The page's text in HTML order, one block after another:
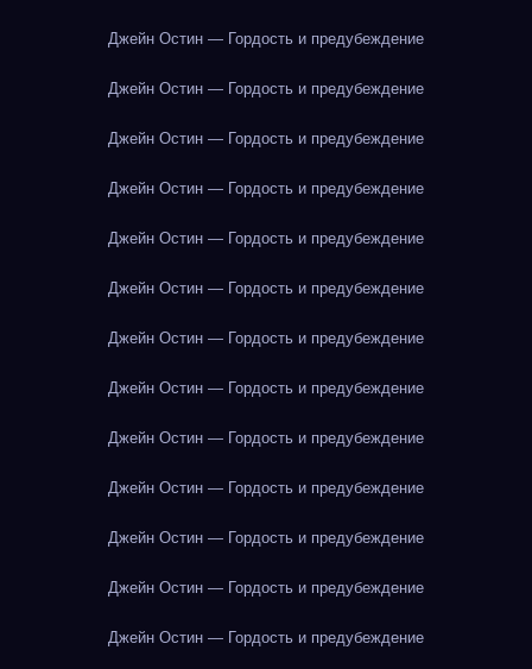
Джейн Остин — Гордость и предубеждение
Джейн Остин — Гордость и предубеждение
Джейн Остин — Гордость и предубеждение
Джейн Остин — Гордость и предубеждение
Джейн Остин — Гордость и предубеждение
Джейн Остин — Гордость и предубеждение
Джейн Остин — Гордость и предубеждение
Джейн Остин — Гордость и предубеждение
Джейн Остин — Гордость и предубеждение
Джейн Остин — Гордость и предубеждение
Джейн Остин — Гордость и предубеждение
Джейн Остин — Гордость и предубеждение
Джейн Остин — Гордость и предубеждение